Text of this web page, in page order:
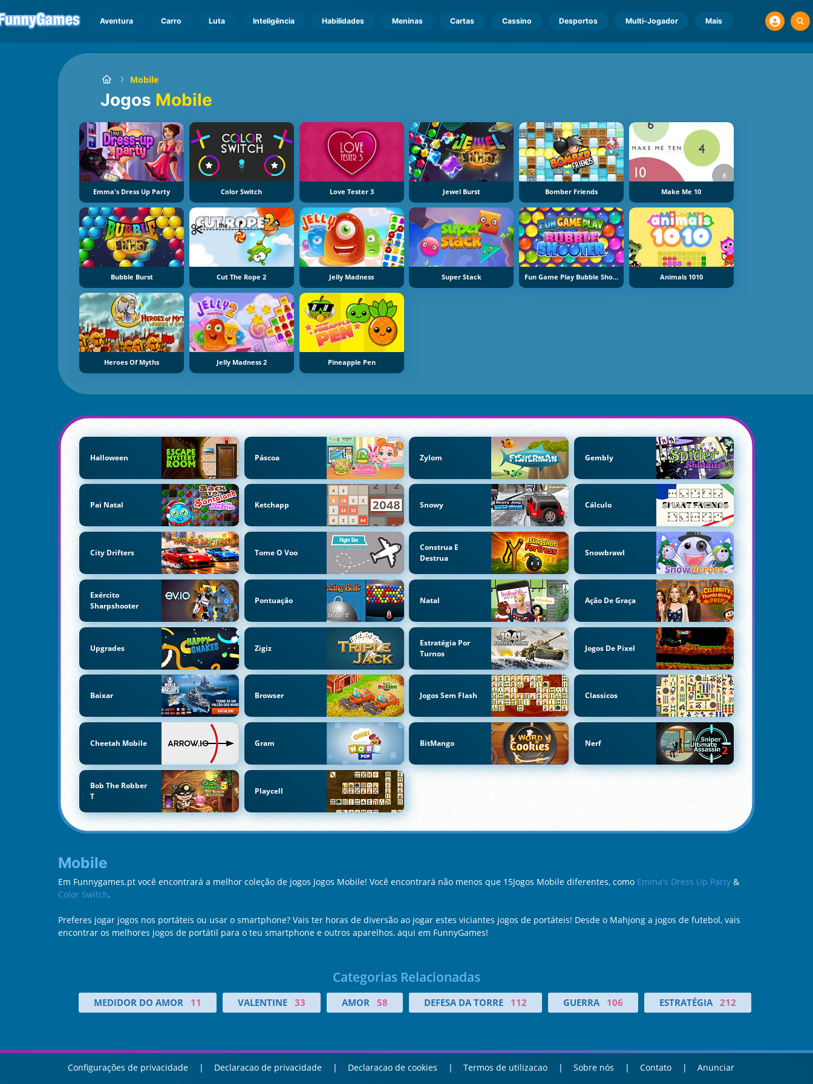
Aventura Carro Luta Inteligência Habilidades Meninas Cartas Cassino Desportos Multi-Jogador Mais
Mobile
Jogos Mobile
Emma's Dress Up Party Color Switch Love Tester 3 Jewel Burst Bomber Friends Make Me 10
Bubble Burst Cut The Rope 2 Jelly Madness Super Stack Fun Game Play Bubble Shooter Animals 1010
Heroes Of Myths Jelly Madness 2 Pineapple Pen
Halloween Páscoa Zylom Gembly
Pai Natal Ketchapp Snowy Cálculo
City Drifters Tome O Voo
Construa E
Destrua
Snowbrawl
Exército
Sharpshooter
Pontuação Natal Ação De Graça
Upgrades Zigiz
Estratégia Por
Turnos
Jogos De Pixel
Baixar Browser Jogos Sem Flash Classicos
Cheetah Mobile Gram BitMango Nerf
Bob The Robber
T
Playcell
Mobile
Em Funnygames.pt você encontrará a melhor coleção de jogos Jogos Mobile! Você encontrará não menos que 15Jogos Mobile diferentes, como Emma's Dress Up Party &
Color Switch.
Preferes jogar jogos nos portáteis ou usar o smartphone? Vais ter horas de diversão ao jogar estes viciantes jogos de portáteis! Desde o Mahjong a jogos de futebol, vais
encontrar os melhores jogos de portátil para o teu smartphone e outros aparelhos, aqui em FunnyGames!
Categorias Relacionadas
MEDIDOR DO AMOR 11 VALENTINE 33 AMOR 58 DEFESA DA TORRE 112 GUERRA 106 ESTRATÉGIA 212
Configurações de privacidade Declaracao de privacidade Declaracao de cookies Termos de utilizacao Sobre nós Contato Anunciar